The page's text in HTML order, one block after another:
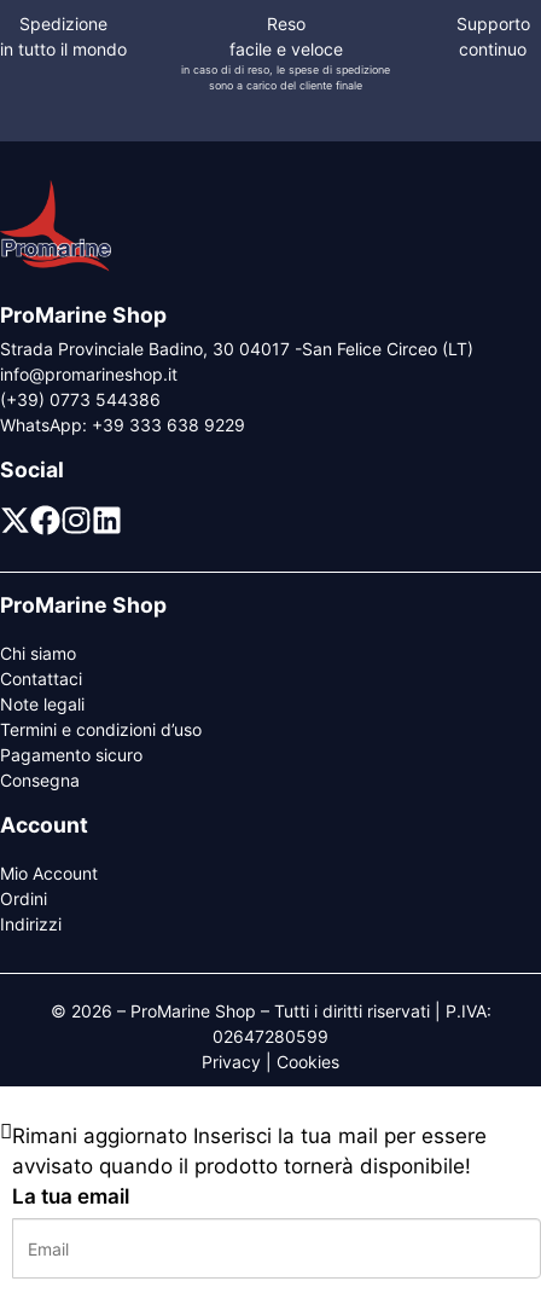
Spedizione
in tutto il mondo
Reso
facile e veloce
in caso di di reso, le spese di spedizione
sono a carico del cliente finale
Supporto
continuo
ProMarine Shop
Strada Provinciale Badino, 30 04017 -San Felice Circeo (LT)
info@promarineshop.it
(+39) 0773 544386
WhatsApp: +39 333 638 9229
ProMarine Shop
Chi siamo
Contattaci
Note legali
Termini e condizioni d’uso
Pagamento sicuro
Consegna
Account
Mio Account
Ordini
Indirizzi
Social
© 2026 – ProMarine Shop – Tutti i diritti riservati | P.IVA:
02647280599
Privacy
Cookies
Rimani aggiornato Inserisci la tua mail per essere
avvisato quando il prodotto tornerà disponibile!
La tua email